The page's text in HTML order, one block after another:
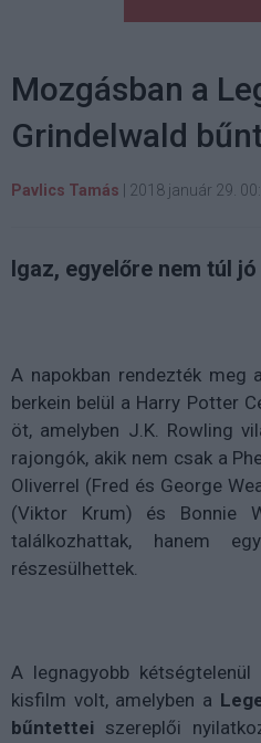
Mozgásban a
Grindelwald
Pavlics Tamás 2018 január 29.
Igaz, egyelőre nem túl
A napokban rendezték meg
berkein belül a Harry Potter
öt, amelyben J.K. Rowling
rajongók, akik nem csak a
Oliverrel (Fred és George
(Viktor Krum) és Bonnie
találkozhattak, hanem
részesülhettek.
A legnagyobb
kisfilm volt, amelyben a
bűntettei szereplői